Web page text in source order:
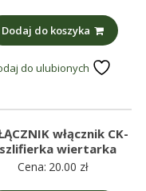
Dodaj do koszyka
do ulubionych
włącznik CK-
wiertarka
Cena: 20.00 zł